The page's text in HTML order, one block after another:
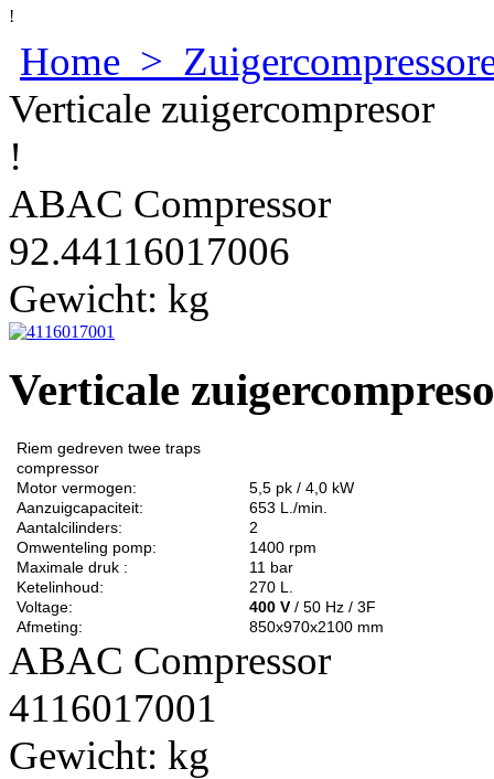
!
Home >
Verticale zuigercompresor
!
ABAC Compressor
92.44116017006
Gewicht: kg
Verticale
Riem gedreven twee traps
compressor
Motor vermogen:
5,5 pk / 4,0 kW
Aanzuigcapaciteit:
653 L./min.
Aantalcilinders:
2
Omwenteling pomp:
1400 rpm
Maximale druk :
11 bar
Ketelinhoud:
270 L.
Voltage:
400 V / 50 Hz / 3F
Afmeting:
850x970x2100 mm
ABAC Compressor
4116017001
Gewicht: kg